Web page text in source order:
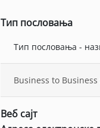
Тип пословања
Тип пословања -
Business to Business
Веб сајт